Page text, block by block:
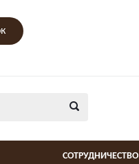
СОТРУДНИЧЕСТВО